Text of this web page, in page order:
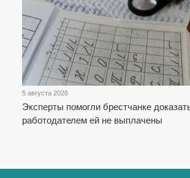
5 августа 2026
Эксперты помогли брестчанке
работодателем ей не выплачены